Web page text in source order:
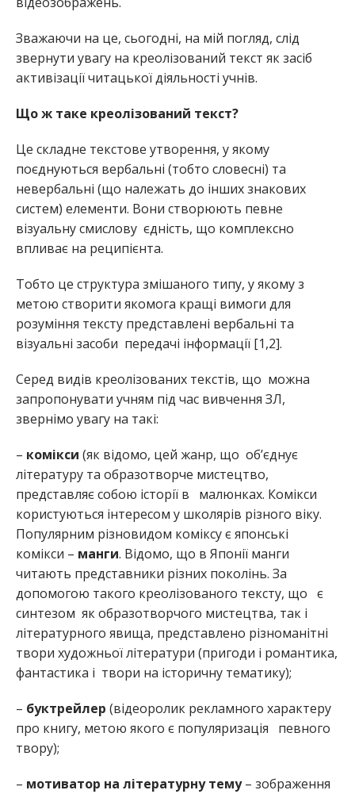
Зважаючи на це, сьогодні, на мій погляд, слід
звернути увагу на креолізований текст як засіб
активізації читацької діяльності учнів.
Що ж таке креолізований текст?
Це складне текстове утворення, у якому
поєднуються вербальні (тобто словесні) та
невербальні (що належать до інших знакових
систем) елементи. Вони створюють певне
візуальну смислову єдність, що комплексно
впливає на реципієнта.
Тобто це структура змішаного типу, у якому з
метою створити якомога кращі вимоги для
розуміння тексту представлені вербальні та
візуальні засоби передачі інформації [1,2].
Серед видів креолізованих текстів, що можна
запропонувати учням під час вивчення ЗЛ,
звернімо увагу на такі:
– комікси (як відомо, цей жанр, що об’єднує
літературу та образотворче мистецтво,
представляє собою історії в малюнках. Комікси
користуються інтересом у школярів різного віку.
Популярним різновидом коміксу є японські
комікси – манги. Відомо, що в Японії манги
читають представники різних поколінь. За
допомогою такого креолізованого тексту, що є
синтезом як образотворчого мистецтва, так і
літературного явища, представлено різноманітні
твори художньої літератури (пригоди і романтика,
фантастика і твори на історичну тематику);
– буктрейлер (відеоролик рекламного характеру
про книгу, метою якого є популяризація певного
твору);
– мотиватор на літературну тему– зображення